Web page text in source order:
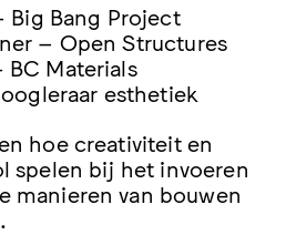
Big Bang Project
– Open Structures
Materials
esthetiek
hoe creativiteit en
spelen bij het invoeren
manieren van bouwen